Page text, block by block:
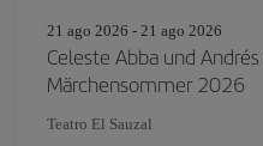
21 ago 2026 - 21 ago 2026
Celeste Abba und
Märchensommer 2026
Teatro El Sauzal